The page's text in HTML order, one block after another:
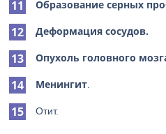
Образование серных
Деформация сосудов.
Опухоль головного
Менингит
Отит.